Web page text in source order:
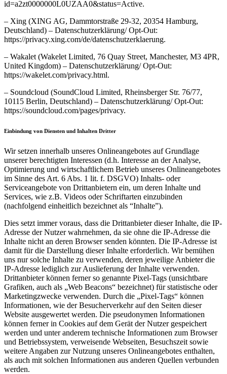
id=a2zt0000000L0UZAA0&status=Active.
– Xing (XING AG, Dammtorstraße 29-32, 20354 Hamburg,
Deutschland) – Datenschutzerklärung/ Opt-Out:
https://privacy.xing.com/de/datenschutzerklaerung.
– Wakalet (Wakelet Limited, 76 Quay Street, Manchester, M3 4PR,
United Kingdom) – Datenschutzerklärung/ Opt-Out:
https://wakelet.com/privacy.html.
– Soundcloud (SoundCloud Limited, Rheinsberger Str. 76/77,
10115 Berlin, Deutschland) – Datenschutzerklärung/ Opt-Out:
https://soundcloud.com/pages/privacy.
Einbindung von Diensten und Inhalten Dritter
Wir setzen innerhalb unseres Onlineangebotes auf Grundlage
unserer berechtigten Interessen (d.h. Interesse an der Analyse,
Optimierung und wirtschaftlichem Betrieb unseres Onlineangebotes
im Sinne des Art. 6 Abs. 1 lit. f. DSGVO) Inhalts- oder
Serviceangebote von Drittanbietern ein, um deren Inhalte und
Services, wie z.B. Videos oder Schriftarten einzubinden
(nachfolgend einheitlich bezeichnet als “Inhalte”).
Dies setzt immer voraus, dass die Drittanbieter dieser Inhalte, die IP-
Adresse der Nutzer wahrnehmen, da sie ohne die IP-Adresse die
Inhalte nicht an deren Browser senden könnten. Die IP-Adresse ist
damit für die Darstellung dieser Inhalte erforderlich. Wir bemühen
uns nur solche Inhalte zu verwenden, deren jeweilige Anbieter die
IP-Adresse lediglich zur Auslieferung der Inhalte verwenden.
Drittanbieter können ferner so genannte Pixel-Tags (unsichtbare
Grafiken, auch als „Web Beacons“ bezeichnet) für statistische oder
Marketingzwecke verwenden. Durch die „Pixel-Tags“ können
Informationen, wie der Besucherverkehr auf den Seiten dieser
Website ausgewertet werden. Die pseudonymen Informationen
können ferner in Cookies auf dem Gerät der Nutzer gespeichert
werden und unter anderem technische Informationen zum Browser
und Betriebssystem, verweisende Webseiten, Besuchszeit sowie
weitere Angaben zur Nutzung unseres Onlineangebotes enthalten,
als auch mit solchen Informationen aus anderen Quellen verbunden
werden.